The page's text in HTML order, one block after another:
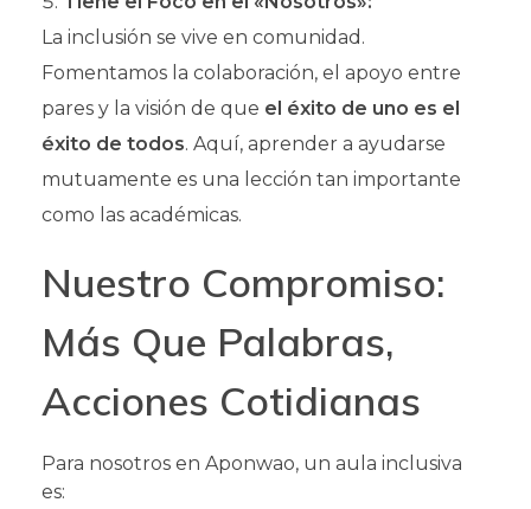
La inclusión se vive en comunidad.
Fomentamos la colaboración, el apoyo entre
pares y la visión de que el éxito de uno es el
éxito de todos. Aquí, aprender a ayudarse
mutuamente es una lección tan importante
como las académicas.
Nuestro Compromiso:
Más Que Palabras,
Acciones Cotidianas
Para nosotros en Aponwao, un aula inclusiva
es: